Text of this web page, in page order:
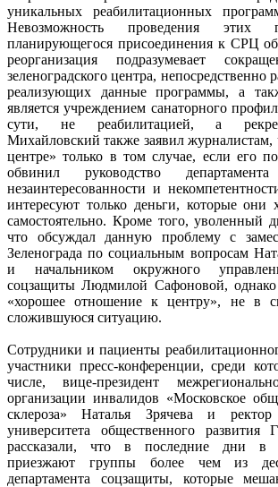
уникальных реабилитационных
Невозможность проведения этих
планирующегося присоединения к СРЦ
реорганизация подразумевает
зеленоградского центра, непосредственно
реализующих данные программы, а
является учреждением санаторного
сути, не реабилитацией, а
Михайловский также заявил журналистам,
центре» только в том случае, если его
обвинил руководство
незаинтересованности и
интересуют только деньги, которые они
самостоятельно. Кроме того, уволенный
что обсуждал данную проблему с
Зеленограда по социальным вопросам
и начальником окружного
соцзащиты Людмилой Сафоновой,
«хорошее отношение к центру», не в
сложившуюся ситуацию.
Сотрудники и пациенты
участники пресс-конференции, среди
числе, вице-президент
организации инвалидов «Московское
склероза» Наталья Зрячева и
университета общественного развития
рассказали, что в последние дни в
приезжают группы более чем из
департамента соцзащиты, которые